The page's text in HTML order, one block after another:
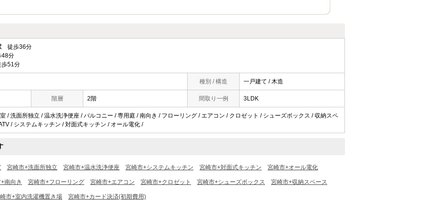
徒歩36分
分
51分
種別 / 構造 一戸建て / 木造
階層 2階 間取り一例 3LDK
/ 洗面所独立 / 温水洗浄便座 / バルコニー / 専用庭 / 南向き / フローリング / エアコン / クロゼット / シューズボックス / 収納スペ
/ システムキッチン / 対面式キッチン / オール電化 /
宮崎市+洗面所独立 宮崎市+温水洗浄便座 宮崎市+システムキッチン 宮崎市+対面式キッチン 宮崎市+オール電化
南向き 宮崎市+フローリング 宮崎市+エアコン 宮崎市+クロゼット 宮崎市+シューズボックス 宮崎市+収納スペース
市+室内洗濯機置き場 宮崎市+カード決済(初期費用)